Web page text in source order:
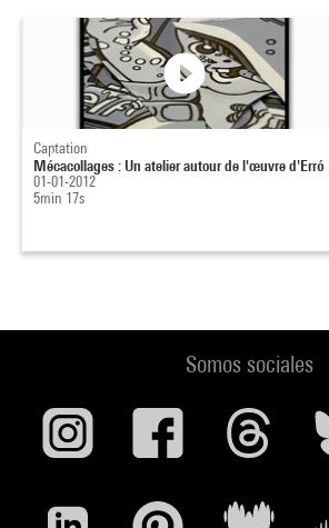
Captation
Mécacollages : Un atelier autour de l'œuvre d'Erró
01-01-2012
5min 17s
Somos sociales